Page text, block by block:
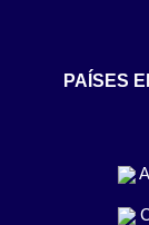
PAÍSES